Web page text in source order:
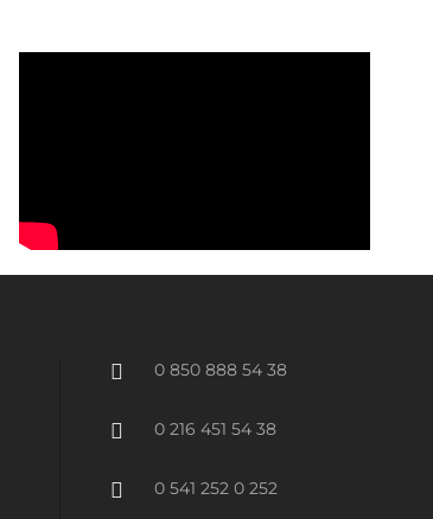
0 850 888 54 38
0 216 451 54 38
0 541 252 0 252